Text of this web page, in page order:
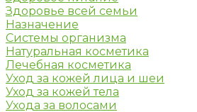
Здоровье всей семьи
Назначение
Системы организма
Натуральная косметика
Лечебная косметика
Уход за кожей лица и шеи
Уход за кожей тела
Ухода за волосами